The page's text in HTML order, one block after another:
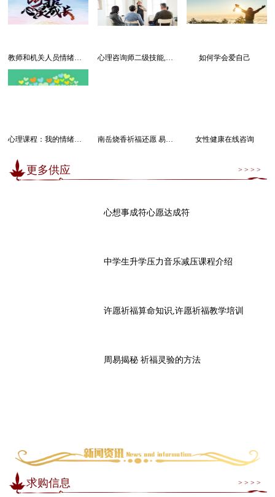
如何学会爱自己
南岳烧香祈福还愿 易经卜卦算命求运 女性健康在线咨询
更多供应 > > > >
心想事成符心愿达成符
中学生升学压力音乐减压课程介绍
许愿祈福算命知识,许愿祈福教学培训
周易揭秘 祈福灵验的方法
求购信息 > > > >